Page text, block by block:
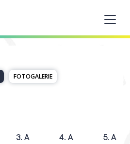
FOTOGALERIE
3. A
4. A
5. A